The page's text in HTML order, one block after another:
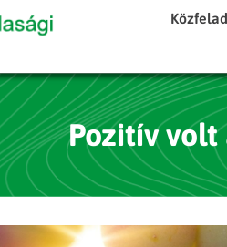
Pozitív volt